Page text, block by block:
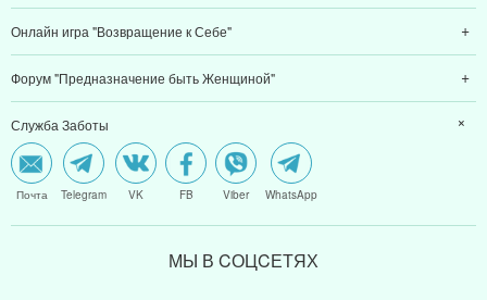
Онлайн игра "Возвращение к Себе"
Форум "Предназначение быть Женщиной"
Служба Заботы
Почта Telegram VK FB Viber WhatsApp
МЫ В CОЦCЕТЯХ